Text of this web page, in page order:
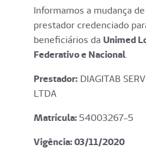
Informamos a mudança
prestador credenciado
beneficiários da Unimed
Federativo e Nacional.
Prestador: DIAGITAB
LTDA
Matrícula:54003267-5
Vigência: 03/11/2020